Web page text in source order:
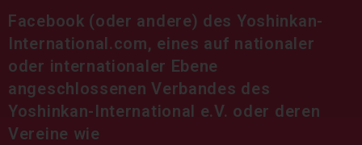
Facebook (oder andere) des Yoshinkan-
International.com, eines auf nationaler
oder internationaler Ebene
angeschlossenen Verbandes des
Yoshinkan-International e.V. oder deren
Vereine wie